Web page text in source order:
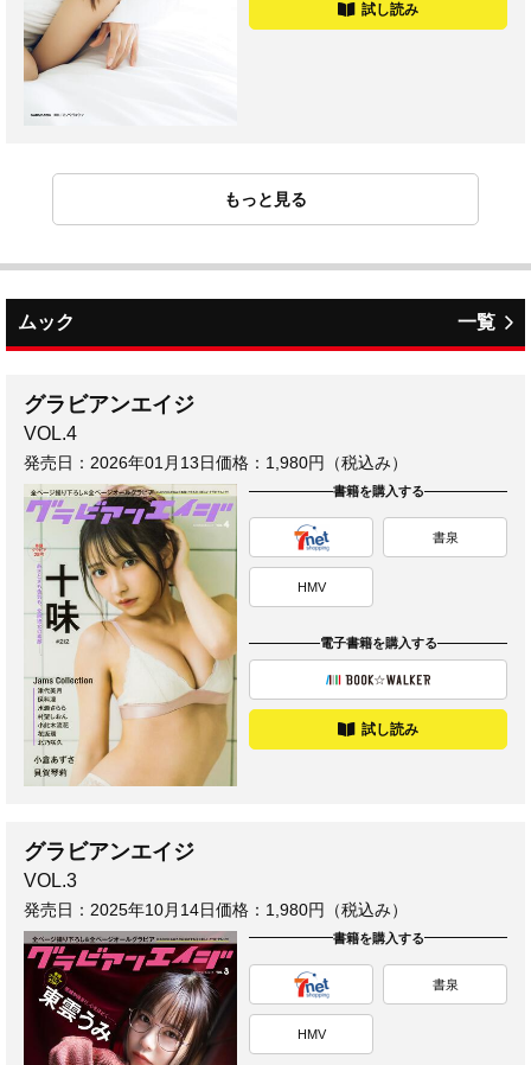
試し読み
もっと見る
ムック 一覧
グラビアンエイジ
VOL.4
発売日： 2026年01月13日価格：1,980円（税込み）
書籍を購入する
書泉
HMV
電子書籍を購入する
試し読み
グラビアンエイジ
VOL.3
発売日： 2025年10月14日価格：1,980円（税込み）
書籍を購入する
書泉
HMV